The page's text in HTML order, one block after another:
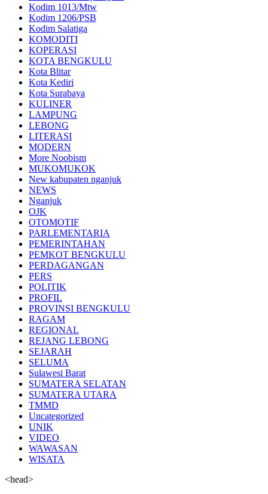
Kodim 1013/Mtw
Kodim 1206/PSB
Kodim Salatiga
KOMODITI
KOPERASI
KOTA BENGKULU
Kota Blitar
Kota Kediri
Kota Surabaya
KULINER
LAMPUNG
LEBONG
LITERASI
MODERN
More Noobism
MUKOMUKOK
New kabupaten nganjuk
NEWS
Nganjuk
OJK
OTOMOTIF
PARLEMENTARIA
PEMERINTAHAN
PEMKOT BENGKULU
PERDAGANGAN
PERS
POLITIK
PROFIL
PROVINSI BENGKULU
RAGAM
REGIONAL
REJANG LEBONG
SEJARAH
SELUMA
Sulawesi Barat
SUMATERA SELATAN
SUMATERA UTARA
TMMD
Uncategorized
UNIK
VIDEO
WAWASAN
WISATA
<head>